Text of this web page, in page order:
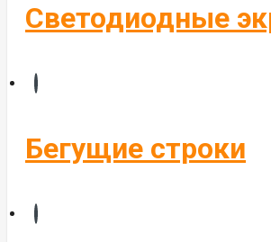
Светодиодные
Бегущие строки